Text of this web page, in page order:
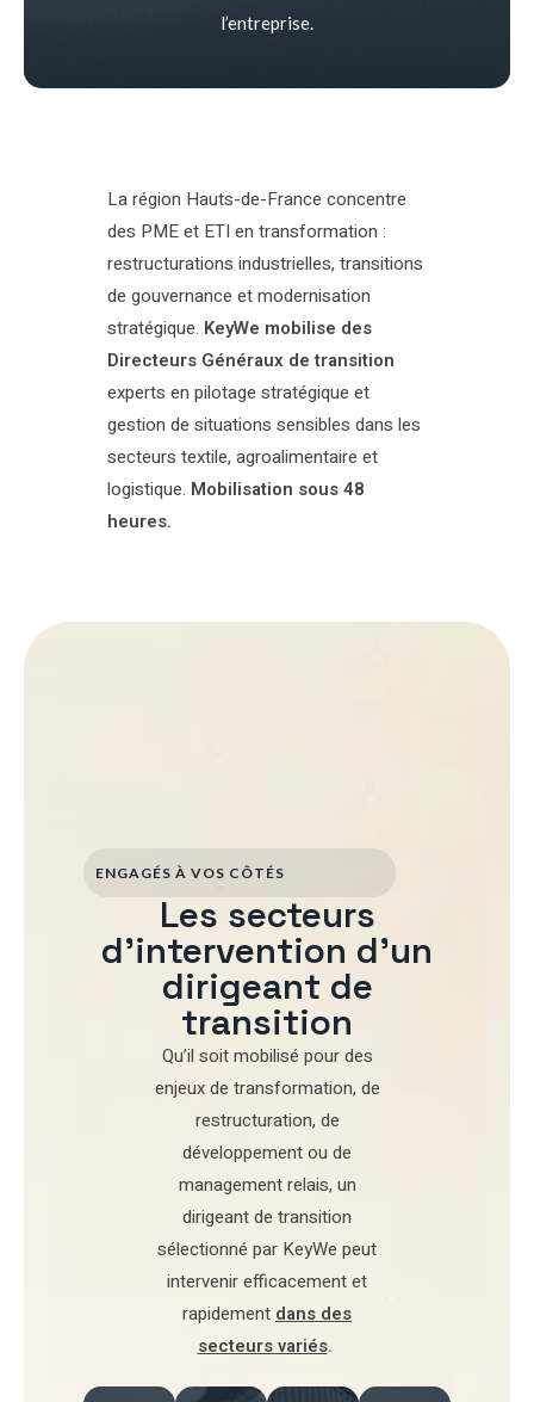
l’entreprise.
La région Hauts-de-France concentre
des PME et ETI en transformation :
restructurations industrielles, transitions
de gouvernance et modernisation
stratégique. KeyWe mobilise des
Directeurs Généraux de transition
experts en pilotage stratégique et
gestion de situations sensibles dans les
secteurs textile, agroalimentaire et
logistique. Mobilisation sous 48
heures.
ENGAGÉS À VOS CÔTÉS
Les secteurs
d'intervention d'un
dirigeant de
transition
Qu’il soit mobilisé pourdes
enjeux de transformation, de
restructuration, de
développementou de
management relais, un
dirigeant de transition
sélectionné par KeyWe peut
intervenir efficacement et
rapidement dans des
secteurs variés.